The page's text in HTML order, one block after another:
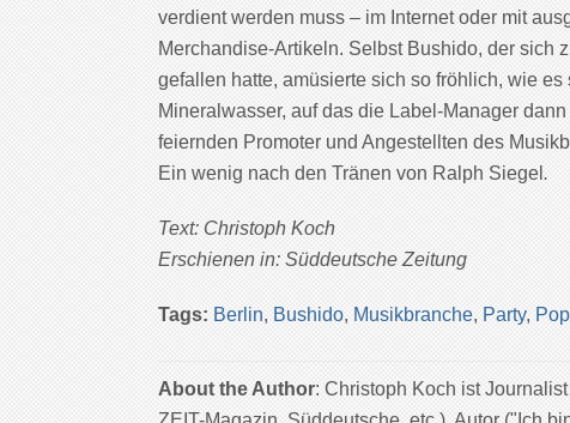
verdient werden muss – im Internet oder mit
Merchandise-Artikeln. Selbst Bushido, der sich
gefallen hatte, amüsierte sich so fröhlich, wie
Mineralwasser, auf das die Label-Manager
feiernden Promoter und Angestellten des
Ein wenig nach den Tränen von Ralph Siegel .
Text: Christoph Koch
Erschienen in: Süddeutsche Zeitung
Tags: Berlin, Bushido, Musikbranche, Party, Pop
About the Author: Christoph Koch ist